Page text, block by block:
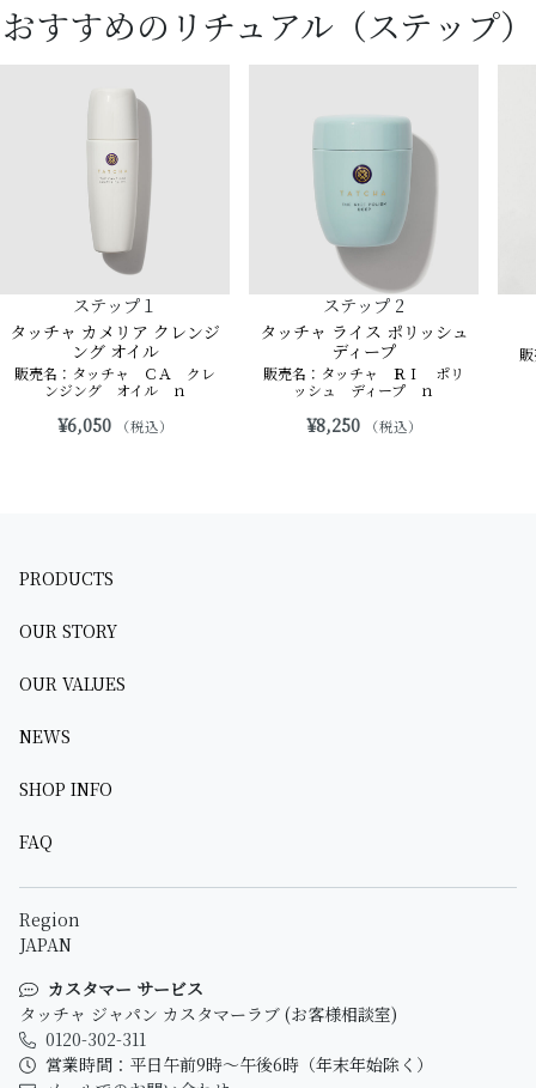
おすすめのリチュアル（ステップ）
ステップ１
タッチャ カメリア クレンジ
ング オイル
販売名：タッチャ ＣＡ クレ
ンジング オイル ｎ
¥6,050 （税込）
ステップ 2
タッチャ ライス ポリッシュ
ディープ
販売名：タッチャ ＲＩ ポリ
ッシュ ディープ ｎ
¥8,250 （税込）
PRODUCTS
OUR STORY
OUR VALUES
NEWS
SHOP INFO
FAQ
Region
JAPAN
カスタマー サービス
タッチャ ジャパン カスタマーラブ (お客様相談室)
0120-302-311
営業時間：平日午前9時～午後6時（年末年始除く）